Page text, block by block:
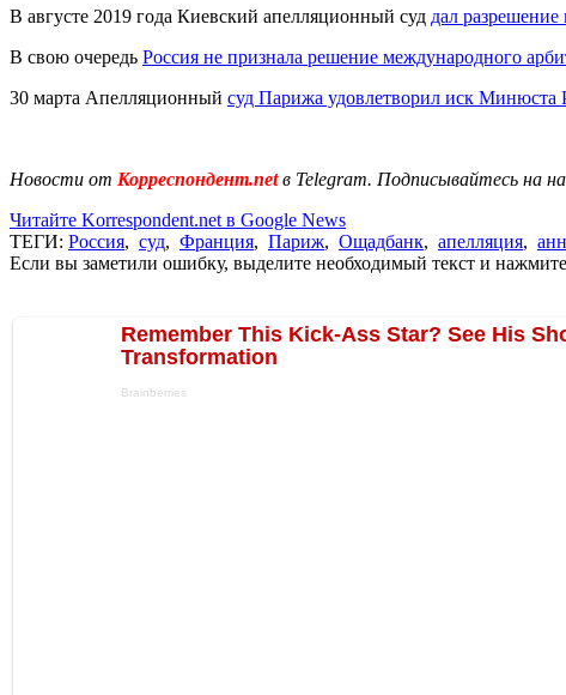
В августе 2019 года Киевский апелляционный суд дал
В свою очередь Россия не признала решение международного
30 марта Апелляционный суд Парижа удовлетворил иск Минюста
Новости от Корреспондент.netв Telegram. Подписывайтесь на
Читайте Korrespondent.net в Google News
ТЕГИ: Россия, суд, Франция, Париж, Ощадбанк, апелляция,
Если вы заметили ошибку, выделите необходимый текст и